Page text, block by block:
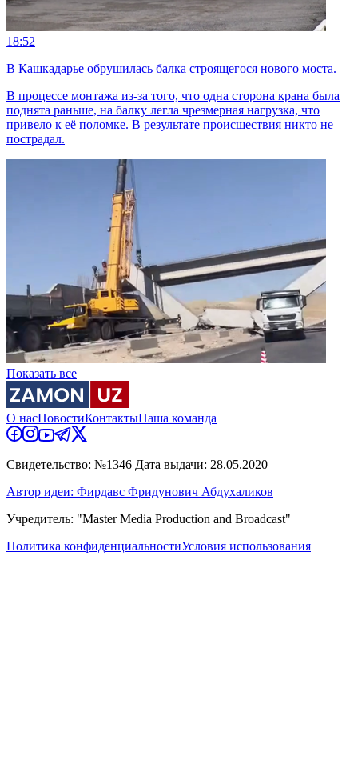
18:52
В Кашкадарье обрушилась балка строящегося нового моста.
В процессе монтажа из-за того, что одна сторона крана была
поднята раньше, на балку легла чрезмерная нагрузка, что
привело к её поломке. В результате происшествия никто не
пострадал.
Показать все
О насНовостиКонтактыНаша команда
Свидетельство: №1346 Дата выдачи: 28.05.2020
Автор идеи: Фирдавс Фридунович Абдухаликов
Учредитель: "Master Media Production and Broadcast"
Политика конфиденциальностиУсловия использования